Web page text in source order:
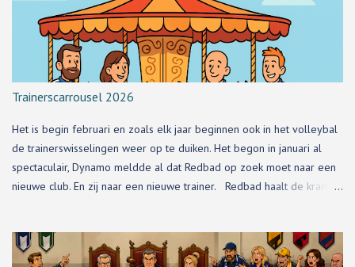
Trainerscarrousel 2026
Het is begin februari en zoals elk jaar beginnen ook in het volleybal
de trainerswisselingen weer op te duiken. Het begon in januari al
spectaculair, Dynamo meldde al dat Redbad op zoek moet naar een
nieuwe club. En zij naar een nieuwe trainer. Redbad haalt de krant